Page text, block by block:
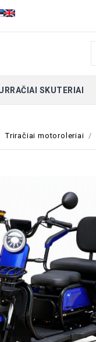
SKUTERIAI
Triračiai motoroleriai